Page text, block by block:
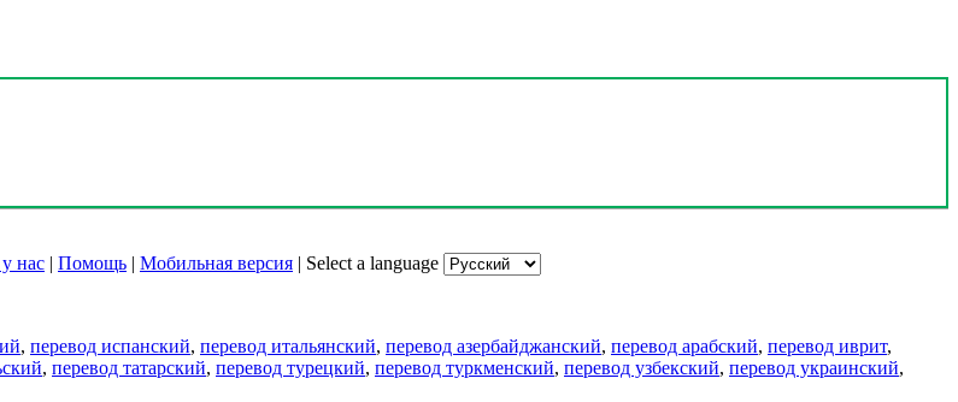
нас | Помощь | Мобильная версия | Select a language
, перевод испанский, перевод итальянский, перевод азербайджанский, перевод арабский, перевод иврит,
, перевод татарский, перевод турецкий, перевод туркменский, перевод узбекский, перевод украинский,